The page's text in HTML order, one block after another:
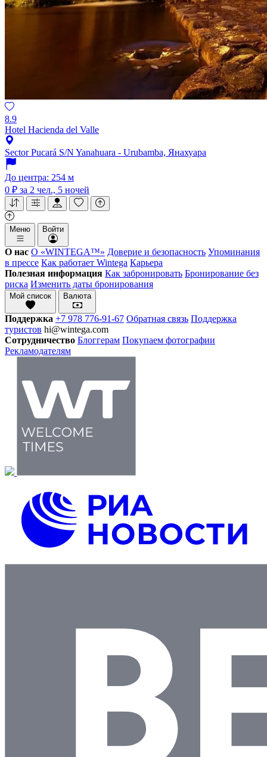
8.9
Hotel Hacienda del Valle
Sector Pucará S/N Yanahuara - Urubamba, Янахуара
До центра: 254 м
0 ₽ за 2 чел., 5 ночей
Меню Войти
О нас О «WINTEGA™» Доверие и безопасность Упоминания
в прессе Как работает Wintega Карьера
Полезная информация Как забронировать Бронирование без
риска Изменить даты бронирования
Мой список Валюта
Поддержка +7 978 776-91-67 Обратная связь Поддержка
туристов hi@wintega.com
Сотрудничество Блоггерам Покупаем фотографии
Рекламодателям